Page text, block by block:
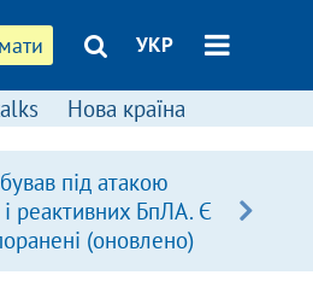
УКР
Нова країна
під атакою
і реактивних БпЛА. Є
(оновлено)